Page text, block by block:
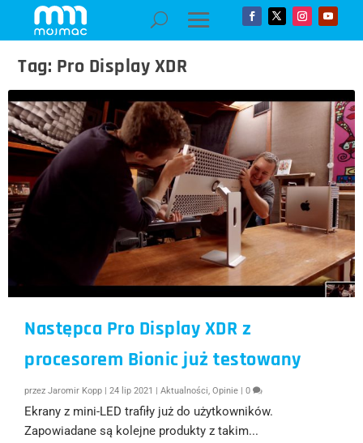
Tag: Pro Display XDR
Następca Pro Display XDR z
procesorem Bionic już testowany
przezJaromir Kopp |24 lip 2021 |Aktualności,Opinie |0
Ekrany z mini-LED trafiły już do użytkowników.
Zapowiadane są kolejne produkty z takim...